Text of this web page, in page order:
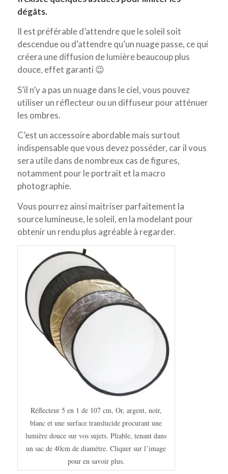
dégâts.
Il est préférable d’attendre que le soleil soit
descendue ou d’attendre qu’un nuage passe, ce qui
créera une diffusion de lumière beaucoup plus
douce, effet garanti 😉
S’il n’y a pas un nuage dans le ciel, vous pouvez
utiliser un réflecteur ou un diffuseur pour atténuer
les ombres.
C’est un accessoire abordable mais surtout
indispensable que vous devez posséder, car il vous
sera utile dans de nombreux cas de figures,
notamment pour le portrait et la macro
photographie.
Vous pourrez ainsi maitriser parfaitement la
source lumineuse, le soleil, en la modelant pour
obtenir un rendu plus agréable à regarder.
Réflecteur 5 en 1 de 107 cm, Or, argent, noir,
blanc et une surface translucide procurant une
lumière douce sur vos sujets. Pliable, tenant dans
un sac de 40cm de diamètre. Cliquer sur l’image
pour en savoir plus.